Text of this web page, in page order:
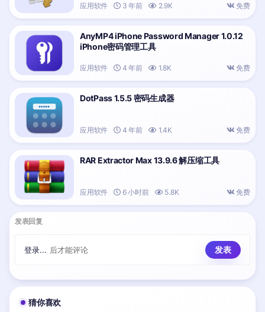
应用软件 3 年前 2.9K 免费
AnyMP4 iPhone Password Manager 1.0.12
iPhone密码管理工具
应用软件 4 年前 1.8K 免费
DotPass 1.5.5 密码生成器
应用软件 4 年前 1.4K 免费
RAR Extractor Max 13.9.6 解压缩工具
应用软件 6 小时前 5.8K 免费
发表回复
登录... 后才能评论
猜你喜欢